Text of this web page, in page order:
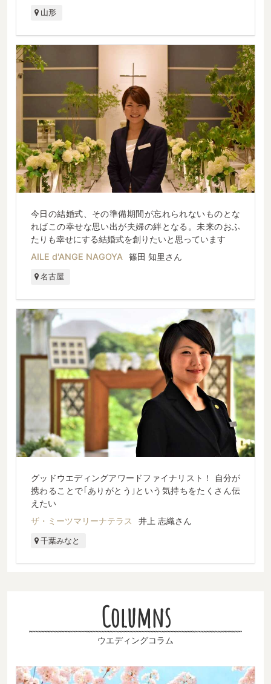
山形
今日の結婚式、その準備期間が忘れられないものとな
ればこの幸せな思い出が夫婦の絆となる。未来のおふ
たりも幸せにする結婚式を創りたいと思っています
AILE d'ANGE NAGOYA
篠田 知里さん
名古屋
グッドウエディングアワードファイナリスト！ 自分が
携わることで｢ありがとう｣という気持ちをたくさん伝
えたい
ザ・ミーツマリーナテラス
井上 志織さん
千葉みなと
Columns
ウエディングコラム